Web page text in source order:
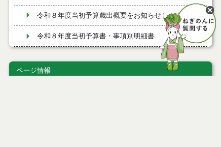
令和８年度当初予算歳出概要をお知らせします
令和８年度当初予算書・事項別明細書
令和７年度補正予算書・事項別明細書（第１７号補
ページ情報